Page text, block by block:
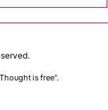
Thought is free".